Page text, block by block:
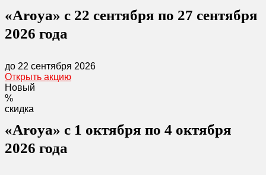
«Aroya» с 22 сентября по 27 сентября
2026 года
до 22 сентября 2026
Открыть акцию
Новый
%
скидка
«Aroya» с 1 октября по 4 октября
2026 года